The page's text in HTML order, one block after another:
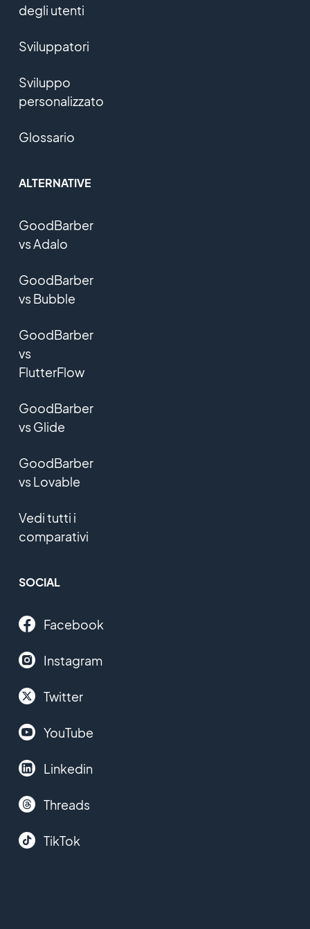
degli utenti
Sviluppatori
Sviluppo
personalizzato
Glossario
ALTERNATIVE
GoodBarber
vs Adalo
GoodBarber
vs Bubble
GoodBarber
vs
FlutterFlow
GoodBarber
vs Glide
GoodBarber
vs Lovable
Vedi tutti i
comparativi
SOCIAL
Facebook
Instagram
Twitter
YouTube
Linkedin
Threads
TikTok